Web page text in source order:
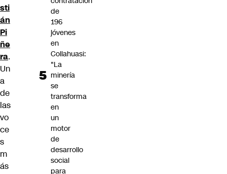
sti
án
Pi
ñe
ra.
Un
a
de
las
vo
ce
s
m
ás
de
196
jóvenes
en
Collahuasi:
"La
minería
se
transforma
en
un
motor
de
desarrollo
social
para